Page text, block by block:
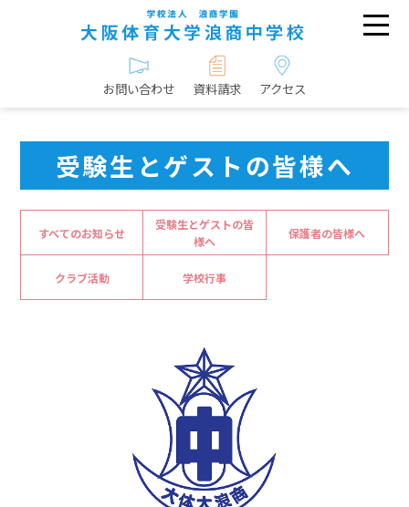
お問い合わせ 資料請求 アクセス
受験生とゲストの皆様へ
すべてのお知らせ
受験生とゲストの皆
様へ
保護者の皆様へ
クラブ活動 学校行事